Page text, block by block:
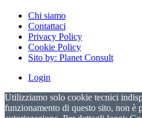
Chi siamo
Contattaci
Privacy Policy
Cookie Policy
Sito by: Planet Consult
Login
Utilizziamo solo cookie tecnici
funzionamento di questo sito, non è